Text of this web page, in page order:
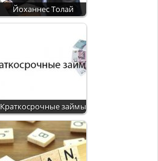
Йоханнес Толай
Краткосрочные займы